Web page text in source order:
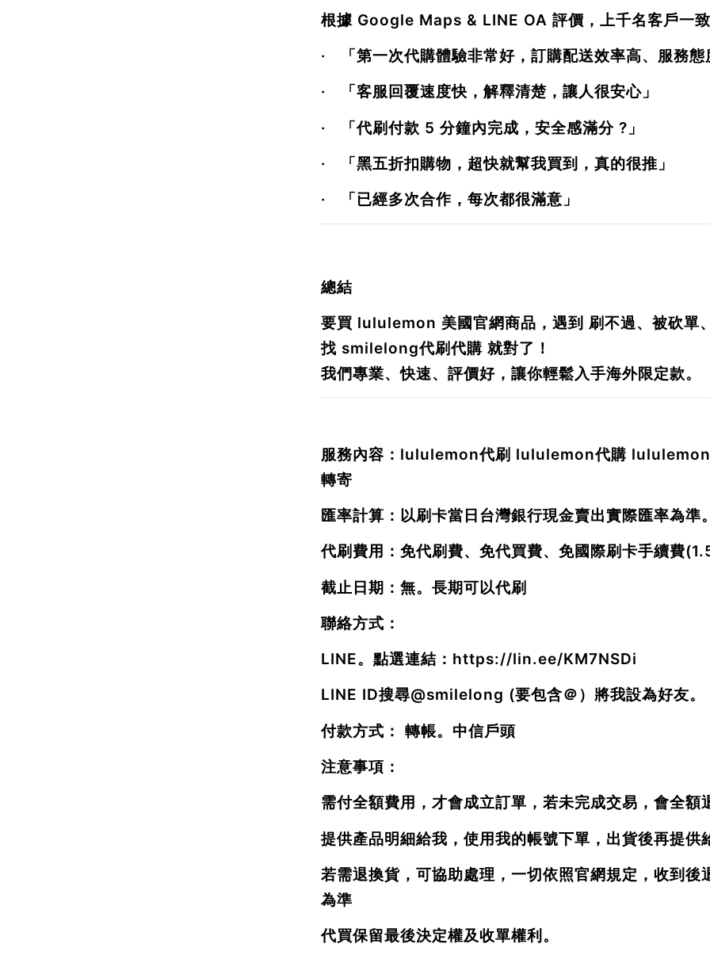
根據 Google Maps & LINE OA 評價，上千名客戶一致
·
「第一次代購體驗非常好，訂購配送效率高、服務態
·
「客服回覆速度快，解釋清楚，讓人很安心」
·
「代刷付款 5 分鐘內完成，安全感滿分 ?」
·
「黑五折扣購物，超快就幫我買到，真的很推」
·
「已經多次合作，每次都很滿意」
總結
要買 lululemon 美國官網商品，遇到 刷不過、被砍單
找 smilelong代刷代購就對了！
我們專業、快速、評價好，讓你輕鬆入手海外限定款。
服務內容：lululemon代刷 lululemon代購
轉寄
匯率計算：以刷卡當日台灣銀行現金賣出實際匯率為準。
代刷費用：免代刷費、免代買費、免國際刷卡手續費
截止日期：無。長期可以代刷
聯絡方式：
LINE。點選連結： https://lin.ee/KM7NSDi
LINE ID搜尋@smilelong (要包含＠）將我設為好友。
付款方式： 轉帳。中信戶頭
注意事項：
需付全額費用，才會成立訂單，若未完成交易，會全額
提供產品明細給我，使用我的帳號下單，出貨後再提供
若需退換貨，可協助處理，一切依照官網規定，收到
為準
代買保留最後決定權及收單權利。